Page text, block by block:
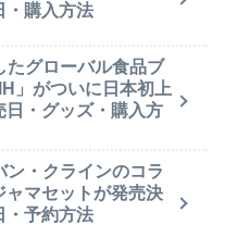
・購入方法
たグローバル食品ブ
」がついに日本初上
日・グッズ・購入方
ン・クラインのコラ
ャマセットが発売決
・予約方法